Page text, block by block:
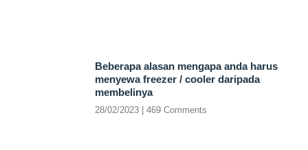
Beberapa alasan mengapa anda harus
menyewa freezer / cooler daripada
membelinya
28/02/2023 469 Comments